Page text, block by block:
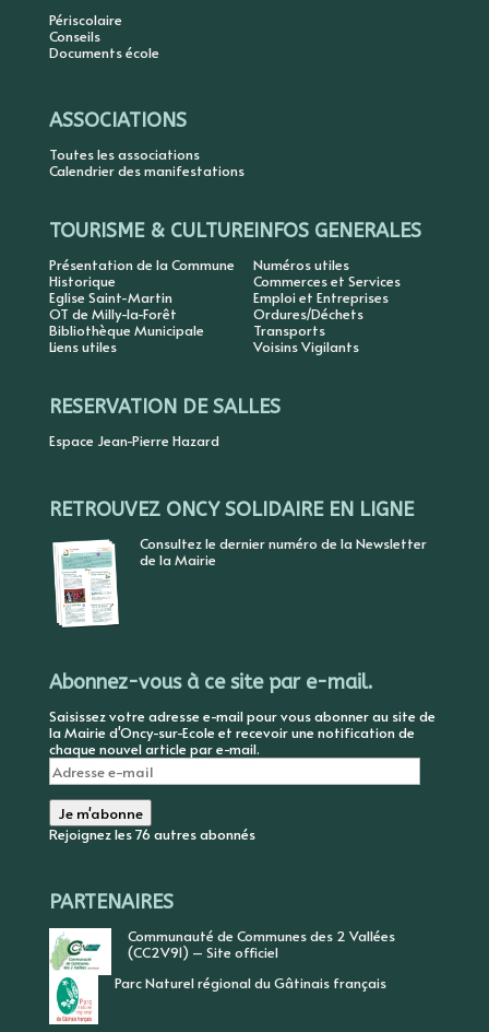
Périscolaire
Conseils
Documents école
ASSOCIATIONS
Toutes les associations
Calendrier des manifestations
TOURISME & CULTURE
Présentation de la Commune
Historique
Eglise Saint-Martin
OT de Milly-la-Forêt
Bibliothèque Municipale
Liens utiles
INFOS GENERALES
Numéros utiles
Commerces et Services
Emploi et Entreprises
Ordures/Déchets
Transports
Voisins Vigilants
RESERVATION DE SALLES
Espace Jean-Pierre Hazard
RETROUVEZ ONCY SOLIDAIRE EN LIGNE
Consultez le dernier numéro de la Newsletter
de la Mairie
Abonnez-vous à ce site par e-mail.
Saisissez votre adresse e-mail pour vous abonner au site de
la Mairie d'Oncy-sur-Ecole et recevoir une notification de
chaque nouvel article par e-mail.
Adresse
e-
mail
Je m'abonne
Rejoignez les 76 autres abonnés
PARTENAIRES
Communauté de Communes des 2 Vallées
(CC2V91) – Site officiel
Parc Naturel régional du Gâtinais français